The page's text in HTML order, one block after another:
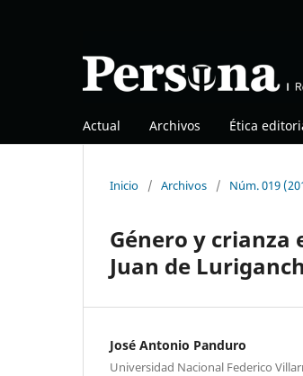
Actual Archivos Ética
Inicio / Archivos / Núm. 019
Género y crianza
Juan de
José Antonio Panduro
Universidad Nacional Federico